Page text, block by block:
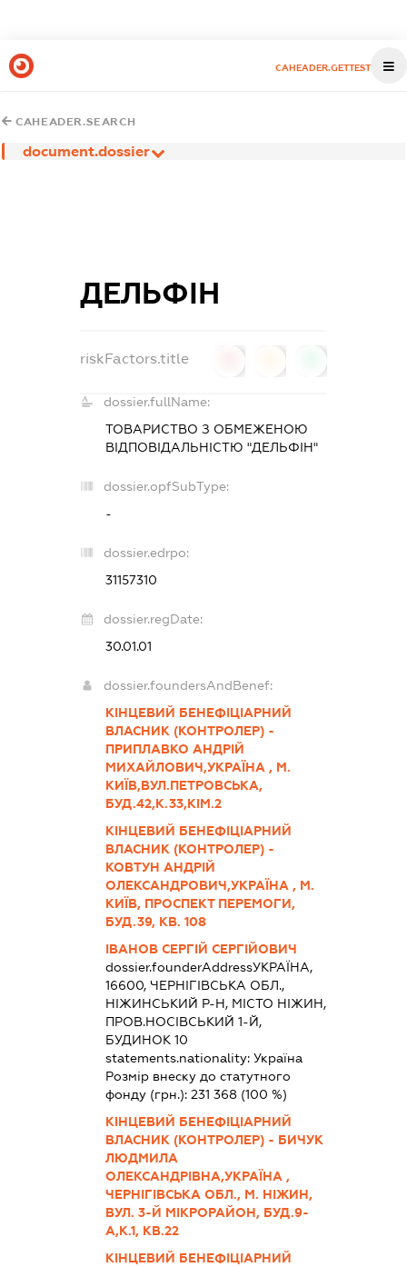
CAHEADER.GETTEST
CAHEADER.SEARCH
document.dossier
ДЕЛЬФІН
riskFactors.title
dossier.fullName:
ТОВАРИСТВО З ОБМЕЖЕНОЮ
ВІДПОВІДАЛЬНІСТЮ "ДЕЛЬФІН"
dossier.opfSubType:
-
dossier.edrpo:
31157310
dossier.regDate:
30.01.01
dossier.foundersAndBenef:
КІНЦЕВИЙ БЕНЕФІЦІАРНИЙ
ВЛАСНИК (КОНТРОЛЕР) -
ПРИПЛАВКО АНДРІЙ
МИХАЙЛОВИЧ,УКРАЇНА , М.
КИЇВ,ВУЛ.ПЕТРОВСЬКА,
БУД.42,К.33,КІМ.2
КІНЦЕВИЙ БЕНЕФІЦІАРНИЙ
ВЛАСНИК (КОНТРОЛЕР) -
КОВТУН АНДРІЙ
ОЛЕКСАНДРОВИЧ,УКРАЇНА , М.
КИЇВ, ПРОСПЕКТ ПЕРЕМОГИ,
БУД.39, КВ. 108
ІВАНОВ СЕРГІЙ СЕРГІЙОВИЧ
dossier.founderAddressУКРАЇНА,
16600, ЧЕРНІГІВСЬКА ОБЛ.,
НІЖИНСЬКИЙ Р-Н, МІСТО НІЖИН,
ПРОВ.НОСІВСЬКИЙ 1-Й,
БУДИНОК 10
statements.nationality: Україна
Розмір внеску до статутного
фонду (грн.): 231 368(100 %)
КІНЦЕВИЙ БЕНЕФІЦІАРНИЙ
ВЛАСНИК (КОНТРОЛЕР) - БИЧУК
ЛЮДМИЛА
ОЛЕКСАНДРІВНА,УКРАЇНА ,
ЧЕРНІГІВСЬКА ОБЛ., М. НІЖИН,
ВУЛ. 3-Й МІКРОРАЙОН, БУД.9-
А,К.1, КВ.22
КІНЦЕВИЙ БЕНЕФІЦІАРНИЙ